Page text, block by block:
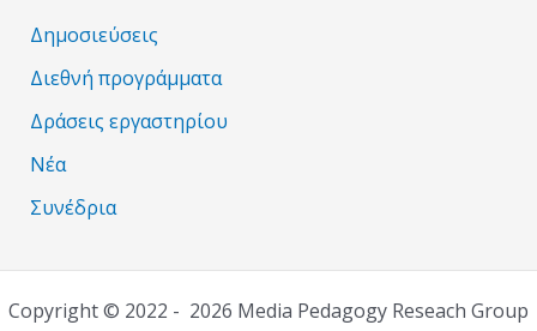
Δημοσιεύσεις
Διεθνή προγράμματα
Δράσεις εργαστηρίου
Νέα
Συνέδρια
Copyright © 2022 - 2026 Media Pedagogy Reseach Group